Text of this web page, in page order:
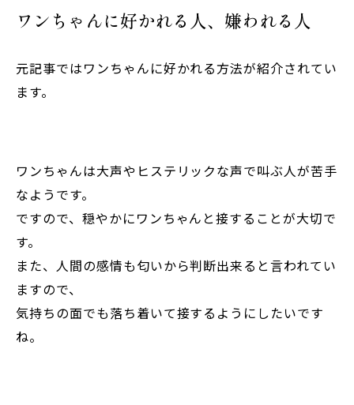
ワンちゃんに好かれる人、嫌われる人
元記事ではワンちゃんに好かれる方法が紹介されてい
ます。
ワンちゃんは大声やヒステリックな声で叫ぶ人が苦手
なようです。
ですので、穏やかにワンちゃんと接することが大切で
す。
また、人間の感情も匂いから判断出来ると言われてい
ますので、
気持ちの面でも落ち着いて接するようにしたいです
ね。